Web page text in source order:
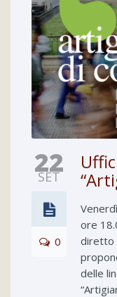
22
SET
0
ore
diretto
delle